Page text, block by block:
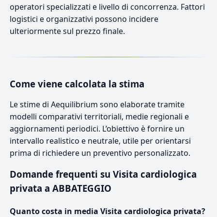
operatori specializzati e livello di concorrenza. Fattori
logistici e organizzativi possono incidere
ulteriormente sul prezzo finale.
Come viene calcolata la stima
Le stime di Aequilibrium sono elaborate tramite
modelli comparativi territoriali, medie regionali e
aggiornamenti periodici. L’obiettivo è fornire un
intervallo realistico e neutrale, utile per orientarsi
prima di richiedere un preventivo personalizzato.
Domande frequenti su Visita cardiologica
privata a ABBATEGGIO
Quanto costa in media Visita cardiologica privata?